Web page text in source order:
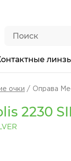
очки Оправа
2230